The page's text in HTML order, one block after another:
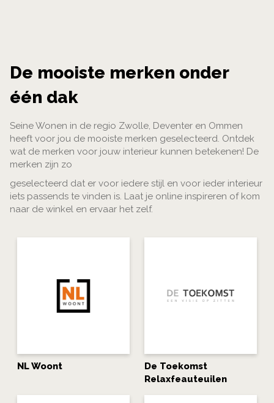
De mooiste merken onder
één dak
Seine Wonen in de regio Zwolle, Deventer en Ommen
heeft voor jou de mooiste merken geselecteerd. Ontdek
wat de merken voor jouw interieur kunnen betekenen! De
merken zijn zo
geselecteerd dat er voor iedere stijl en voor ieder interieur
iets passends te vinden is. Laat je online inspireren of kom
naar de winkel en ervaar het zelf.
NL Woont
De Toekomst
Relaxfeauteuilen